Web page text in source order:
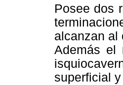
Posee dos
alcanzan al
Además el
superficial